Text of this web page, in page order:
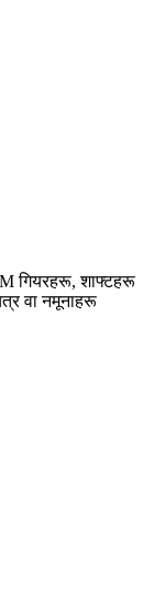
गियरहरू, शाफ्टहरू
वा नमूनाहरू